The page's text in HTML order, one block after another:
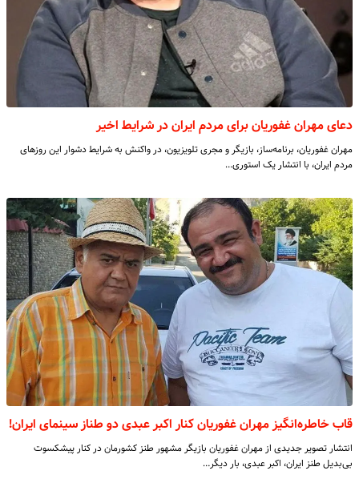
دعای مهران غفوریان برای مردم ایران در شرایط اخیر
مهران غفوریان، برنامه‌ساز، بازیگر و مجری تلویزیون، در واکنش به شرایط دشوار این روزهای
مردم ایران، با انتشار یک استوری…
قاب خاطره‌انگیز مهران غفوریان کنار اکبر عبدی دو طناز سینمای ایران!
انتشار تصویر جدیدی از مهران غفوریان بازیگر مشهور طنز کشورمان در کنار پیشکسوت
بی‌بدیل طنز ایران، اکبر عبدی، بار دیگر…